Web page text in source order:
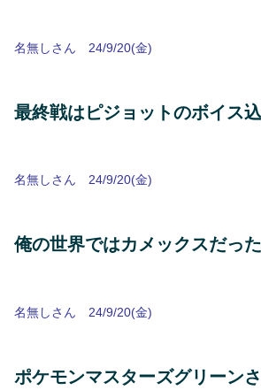
名無しさん 24/9/20(金)
最終戦はピジョットのボイス
名無しさん 24/9/20(金)
俺の世界ではカメックスだっ
名無しさん 24/9/20(金)
ポケモンマスターズグリーン